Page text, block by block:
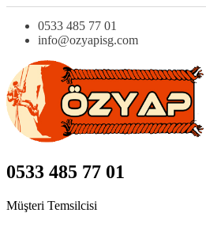
0533 485 77 01
info@ozyapisg.com
0533 485 77 01
Müşteri Temsilcisi